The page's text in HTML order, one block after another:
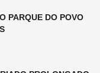
PARQUE DO POVO